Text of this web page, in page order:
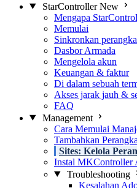
StarController New
Mengapa
Memulai
Sinkronkan
Dasbor Armada
Mengelola akun
Keuangan & faktur
Di dalam sebuah
Akses jarak jauh &
FAQ
Management
Cara Memulai
Tambahkan
Sites: Kelola
Instal MKController
Troubleshooting
Kesalahan